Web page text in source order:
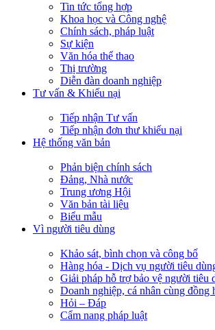
Tin tức tổng hợp
Khoa học và Công nghệ
Chính sách, pháp luật
Sự kiện
Văn hóa thể thao
Thị trường
Diễn đàn doanh nghiệp
Tư vấn & Khiếu nại
Tiếp nhận Tư vấn
Tiếp nhận đơn thư khiếu nại
Hệ thống văn bản
Phản biện chính sách
Đảng, Nhà nước
Trung ương Hội
Văn bản tài liệu
Biểu mẫu
Vì người tiêu dùng
Khảo sát, bình chọn và công bố
Hàng hóa - Dịch vụ người tiêu
Giải pháp hỗ trợ bảo vệ người tiêu
Doanh nghiệp, cá nhân cùng đồng
Hỏi – Đáp
Cẩm nang pháp luật